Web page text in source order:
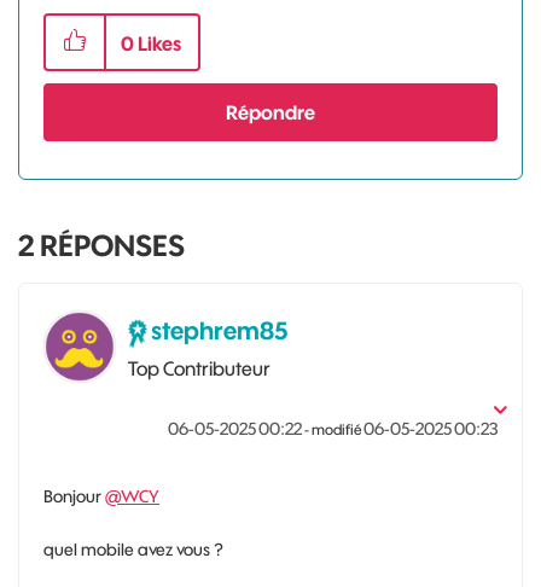
0 Likes
Répondre
2 RÉPONSES
stephrem85
Top Contributeur
‎06-05-202500:22- modifié‎06-05-202500:23
Bonjour@WCY
quel mobile avez vous ?